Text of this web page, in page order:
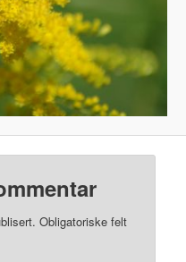
Obligatoriske felt